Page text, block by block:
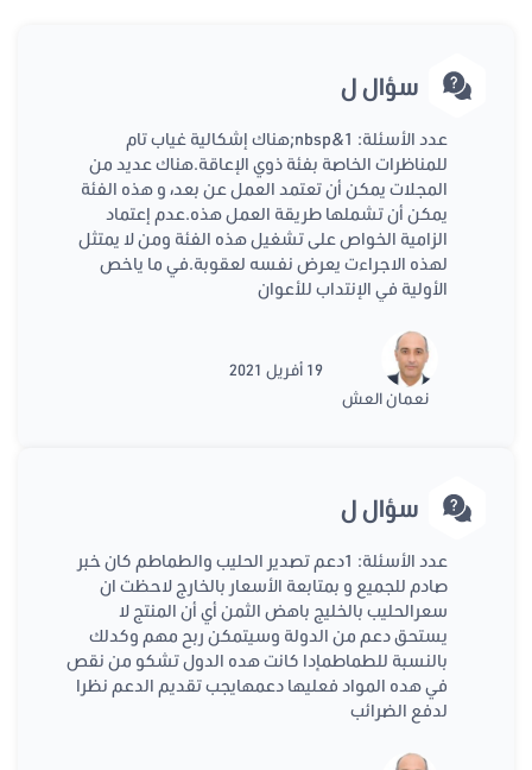
سؤال ل
عدد الأسئلة: 1&nbsp;هناك إشكالية غياب تام
للمناظرات الخاصة بفئة ذوي الإعاقة.هناك عديد من
المجلات يمكن أن تعتمد العمل عن بعد، و هذه الفئة
يمكن أن تشملها طريقة العمل هذه.عدم إعتماد
الزامية الخواص على تشغيل هذه الفئة ومن لا يمتثل
لهذه الاجراءت يعرض نفسه لعقوبة.في ما ياخص
الأولية في الإنتداب للأعوان
نعمان العش
19 أفريل 2021
سؤال ل
عدد الأسئلة: 1دعم تصدير الحليب والطماطم كان خبر
صادم للجميع و بمتابعة الأسعار بالخارج لاحظت ان
سعرالحليب بالخليج باهض الثمن أي أن المنتج لا
يستحق دعم من الدولة وسيتمكن ربح مهم وكدلك
بالنسبة للطماطمإدا كانت هده الدول تشكو من نقص
في هده المواد فعليها دعمهايجب تقديم الدعم نظرا
لدفع الضرائب